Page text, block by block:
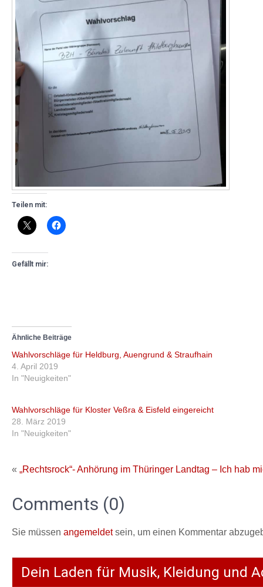
Teilen mit:
Gefällt mir:
Ähnliche Beiträge
Wahlvorschläge für Heldburg, Auengrund & Straufhain
4. April 2019
In "Neuigkeiten"
Wahlvorschläge für Kloster Veßra & Eisfeld eingereicht
28. März 2019
In "Neuigkeiten"
« „Rechtsrock“- Anhörung im Thüringer Landtag – Ich hab
Comments (0)
Sie müssen angemeldetsein, um einen Kommentar
Dein Laden für Musik, Kleidung und